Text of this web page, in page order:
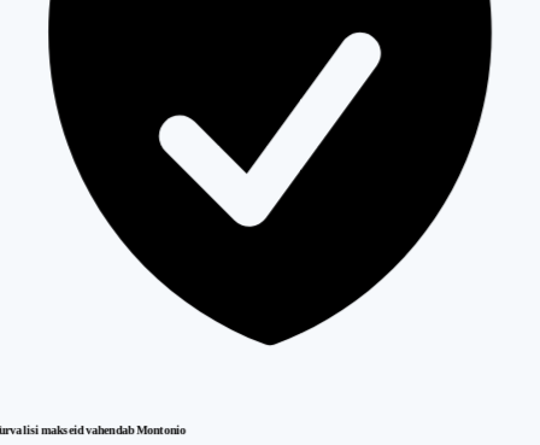
makseid vahendab Montonio